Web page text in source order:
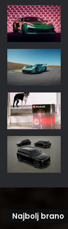
Najbolj brano